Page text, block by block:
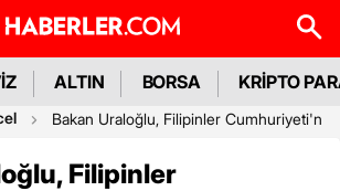
ALTIN BORSA KRİPTO
Bakan Uraloğlu, Filipinler Cumhuriyeti'nin
Filipinler